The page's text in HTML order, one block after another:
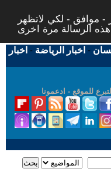
- موافق - لكي لاتظهر
- اخبار الرياضة - اخبار
التبرع للموقع - ادعمونا